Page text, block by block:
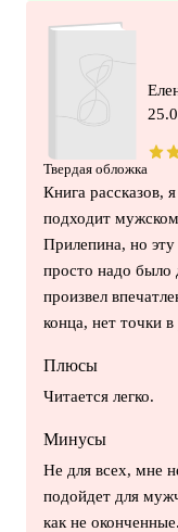
Твердая обложка
Книга рассказов,
подходит
Прилепина, но эту
просто надо было
произвел
конца, нет точки в
Плюсы
Читается легко.
Минусы
Не для всех, мне
подойдет для
как не оконченные.